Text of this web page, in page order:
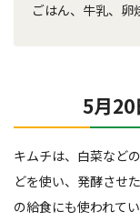
ごはん、牛乳、卵
5月
キムチは、白菜など
どを使い、発酵させ
の給食にも使われて